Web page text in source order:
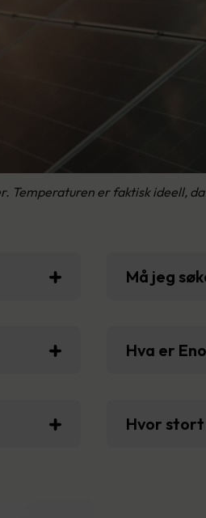
Temperaturen er faktisk ideell,
Må jeg
Hva er
Hvor